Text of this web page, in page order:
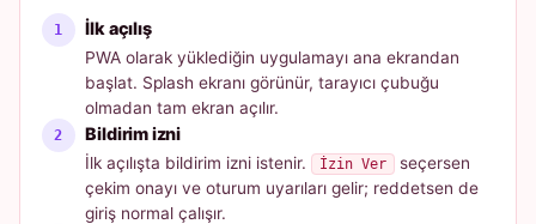
İlk açılış
PWA olarak yüklediğin uygulamayı ana ekrandan
başlat. Splash ekranı görünür, tarayıcı çubuğu
olmadan tam ekran açılır.
Bildirim izni
İlk açılışta bildirim izni istenir. İzin Ver
seçersen
çekim onayı ve oturum uyarıları gelir; reddetsen de
giriş normal çalışır.